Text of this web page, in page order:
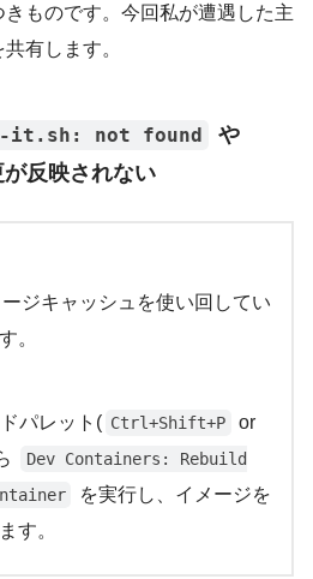
ものです。今回私が遭遇した主
有します。
it.sh: not found や
反映されない
ジキャッシュを使い回してい
。
パレット( Ctrl+Shift+P or
Dev Containers: Rebuild
を実行し、イメージを
す。